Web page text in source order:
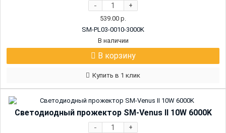
- +
539.00 р.
SM-PL03-0010-3000K
В наличии
В корзину
Купить в 1 клик
Светодиодный прожектор SM-Venus II 10W 6000K
- +